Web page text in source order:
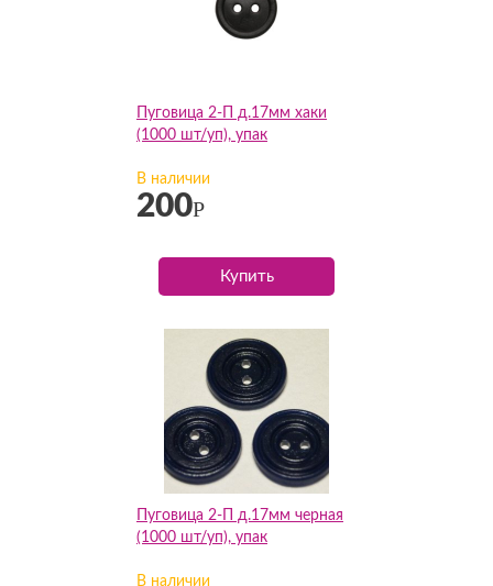
Пуговица 2-П д.17мм хаки
(1000 шт/уп), упак
В наличии
200Р
Купить
Пуговица 2-П д.17мм черная
(1000 шт/уп), упак
В наличии